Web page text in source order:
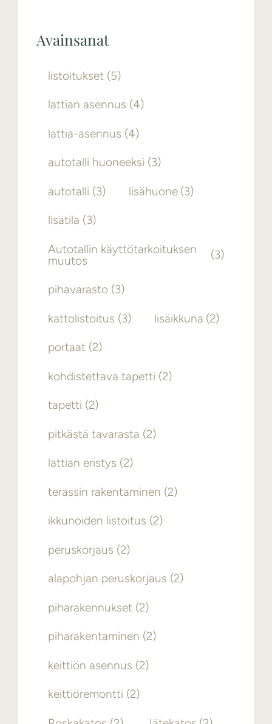
Avainsanat
listoitukset (5)
lattian asennus (4)
lattia-asennus (4)
autotalli huoneeksi (3)
autotalli (3) lisähuone (3)
lisätila (3)
Autotallin käyttötarkoituksen
muutos
(3)
pihavarasto (3)
kattolistoitus (3) lisäikkuna (2)
portaat (2)
kohdistettava tapetti (2)
tapetti (2)
pitkästä tavarasta (2)
lattian eristys (2)
terassin rakentaminen (2)
ikkunoiden listoitus (2)
peruskorjaus (2)
alapohjan peruskorjaus (2)
piharakennukset (2)
piharakentaminen (2)
keittiön asennus (2)
keittiöremontti (2)